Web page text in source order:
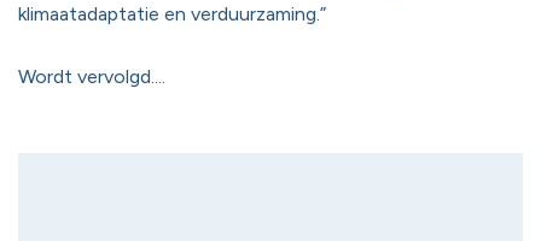
klimaatadaptatie en verduurzaming.”
Wordt vervolgd....